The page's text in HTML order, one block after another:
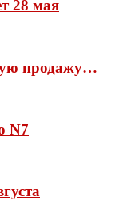
28 мая
продажу…
N7